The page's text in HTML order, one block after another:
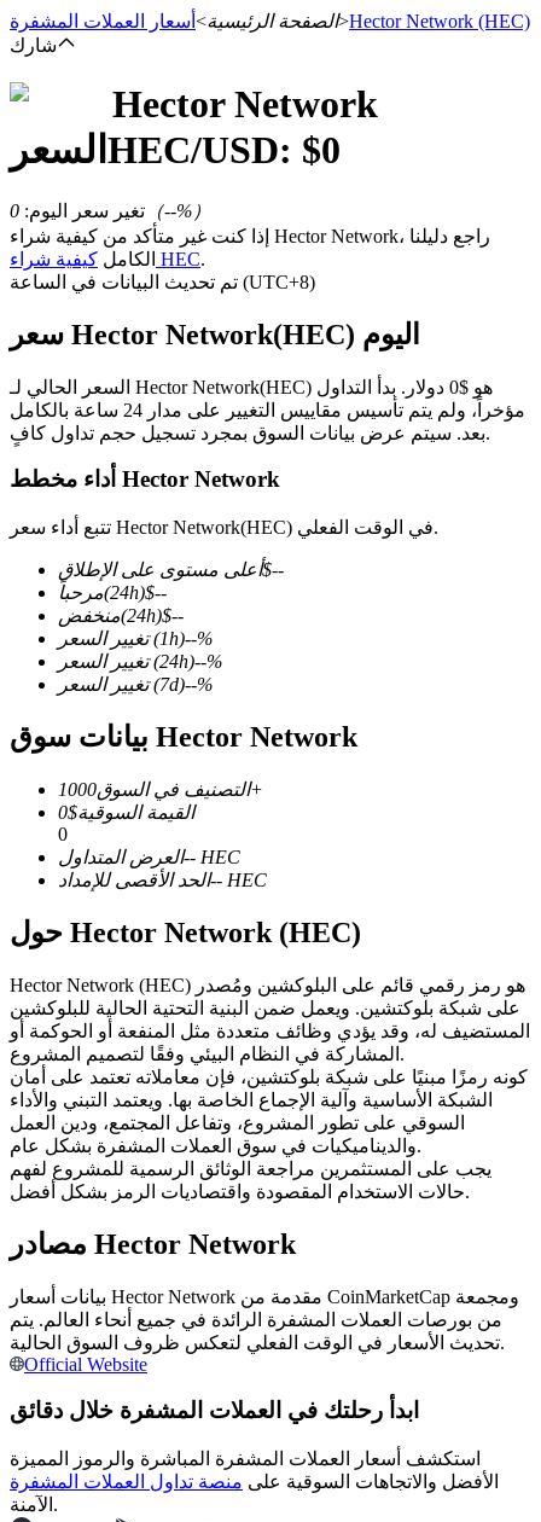
العقود الآجلة باستخدام USDT كضمان
العقود الآجلة لـ COIN-M
TradFi
مشتقات الأسهم والعملات الأجنبية والمعادن الثمينة والسلع
العقود الآجلة USDC
العقود الآجلة باستخدام USDC كضمان
نسخ التداول
انضم إلى أفضل المتداولين
الصفحة الرئيسية> أسعار العملات المشفرة >Hector Network (HEC)
شارك
Hector Network
السعر HEC/USD: $0
تغير سعر اليوم:
0 （--%）
إذا كنت غير متأكد من كيفية شراء Hector Network، راجع دليلنا
الكامل كيفية شراء HEC.
تم تحديث البيانات في الساعة (UTC+8)
سعر Hector Network(HEC) اليوم
السعر الحالي لـ Hector Network(HEC) هو $0 دولار. بدأ التداول
مؤخراً، ولم يتم تأسيس مقاييس التغيير على مدار 24 ساعة بالكامل
بعد. سيتم عرض بيانات السوق بمجرد تسجيل حجم تداول كافٍ.
أداء مخطط Hector Network
تتبع أداء سعر Hector Network(HEC) في الوقت الفعلي.
أعلى مستوى على الإطلاق$--
مرحباً
(24h)$--
منخفض
(24h)$--
تغيير السعر
(1h)--%
تغيير السعر
(24h)--%
تغيير السعر
(7d)--%
بيانات سوق Hector Network
التصنيف في السوق1000+
القيمة السوقية$
0
0
العرض المتداول-- HEC
الحد الأقصى للإمداد-- HEC
حول Hector Network (HEC)
Hector Network (HEC) هو رمز رقمي قائم على البلوكشين ومُصدر
على شبكة بلوكتشين. ويعمل ضمن البنية التحتية الحالية للبلوكشين
المستضيف له، وقد يؤدي وظائف متعددة مثل المنفعة أو الحوكمة أو
المشاركة في النظام البيئي وفقًا لتصميم المشروع.
كونه رمزًا مبنيًا على شبكة بلوكتشين، فإن معاملاته تعتمد على أمان
الشبكة الأساسية وآلية الإجماع الخاصة بها. ويعتمد التبني والأداء
السوقي على تطور المشروع، وتفاعل المجتمع، ودين العمل
والديناميكيات في سوق العملات المشفرة بشكل عام.
يجب على المستثمرين مراجعة الوثائق الرسمية للمشروع لفهم
حالات الاستخدام المقصودة واقتصاديات الرمز بشكل أفضل.
مصادر Hector Network
بيانات أسعار Hector Network مقدمة من CoinMarketCap ومجمعة
من بورصات العملات المشفرة الرائدة في جميع أنحاء العالم. يتم
تحديث الأسعار في الوقت الفعلي لتعكس ظروف السوق الحالية.
Official Website
ابدأ رحلتك في العملات المشفرة خلال دقائق
استكشف أسعار العملات المشفرة المباشرة والرموز المميزة
الأفضل والاتجاهات السوقية على منصة تداول العملات المشفرة
الآمنة.